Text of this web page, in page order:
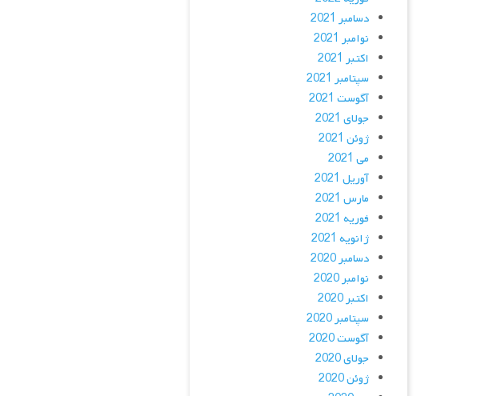
دسامبر 2021
نوامبر 2021
اکتبر 2021
سپتامبر 2021
آگوست 2021
جولای 2021
ژوئن 2021
می 2021
آوریل 2021
مارس 2021
فوریه 2021
ژانویه 2021
دسامبر 2020
نوامبر 2020
اکتبر 2020
سپتامبر 2020
آگوست 2020
جولای 2020
ژوئن 2020